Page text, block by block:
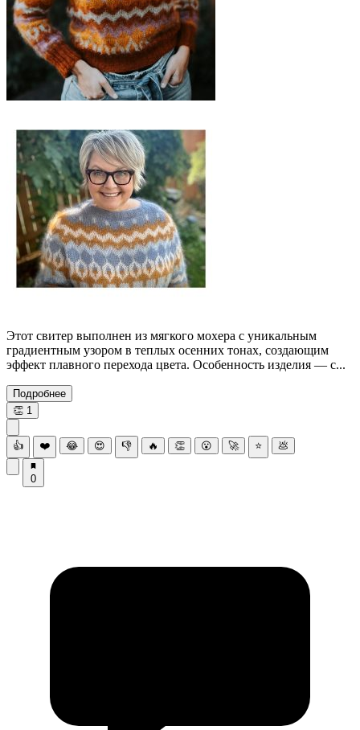
Этот свитер выполнен из мягкого мохера с уникальным
градиентным узором в теплых осенних тонах, создающим
эффект плавного перехода цвета. Особенность изделия — с...
Подробнее
👏 1
👍 ❤️ 😂 😍 👎 🔥 👏 😮 🚀 ⭐ 💩
0